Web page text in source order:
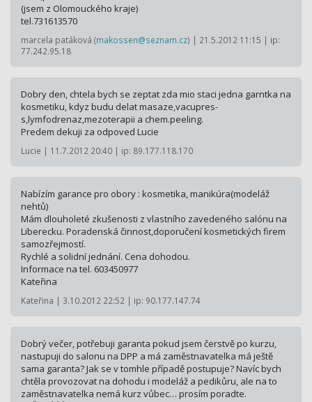
(jsem z Olomouckého kraje)
tel.731613570
marcela patáková (makossen@seznam.cz) | 21.5.2012 11:15 | ip:
77.242.95.18
Dobry den, chtela bych se zeptat zda mio staci jedna garntka na
kosmetiku, kdyz budu delat masaze,vacupres­
s,lymfodrenaz,me­zoterapii a chem.peeling.
Predem dekuji za odpoved Lucie
Lucie | 11.7.2012 20:40 | ip: 89.177.118.170
Nabízím garance pro obory : kosmetika, manikúra(modeláž
nehtů)
Mám dlouholeté zkušenosti z vlastního zavedeného salónu na
Liberecku. Poradenská činnost,doporučení kosmetických firem
samozřejmostí.
Rychlé a solidní jednání. Cena dohodou.
Informace na tel. 603450977
Kateřina
Kateřina | 3.10.2012 22:52 | ip: 90.177.147.74
Dobrý večer, potřebuji garanta pokud jsem čerstvě po kurzu,
nastupuji do salonu na DPP a má zaměstnavatelka má ještě
sama garanta? Jak se v tomhle případě postupuje? Navíc bych
chtěla provozovat na dohodu i modeláž a pedikůru, ale na to
zaměstnavatelka nemá kurz vůbec… prosím poradte.